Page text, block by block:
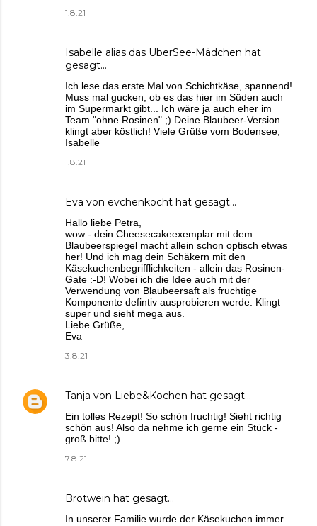
1.8.21
Isabelle alias das ÜberSee-Mädchen hat
gesagt…
Ich lese das erste Mal von Schichtkäse, spannend!
Muss mal gucken, ob es das hier im Süden auch
im Supermarkt gibt... Ich wäre ja auch eher im
Team "ohne Rosinen" ;) Deine Blaubeer-Version
klingt aber köstlich! Viele Grüße vom Bodensee,
Isabelle
1.8.21
Eva von evchenkocht hat gesagt…
Hallo liebe Petra,
wow - dein Cheesecakeexemplar mit dem
Blaubeerspiegel macht allein schon optisch etwas
her! Und ich mag dein Schäkern mit den
Käsekuchenbegrifflichkeiten - allein das Rosinen-
Gate :-D! Wobei ich die Idee auch mit der
Verwendung von Blaubeersaft als fruchtige
Komponente defintiv ausprobieren werde. Klingt
super und sieht mega aus.
Liebe Grüße,
Eva
3.8.21
Tanja von Liebe&Kochen hat gesagt…
Ein tolles Rezept! So schön fruchtig! Sieht richtig
schön aus! Also da nehme ich gerne ein Stück -
groß bitte! ;)
7.8.21
Brotwein hat gesagt…
In unserer Familie wurde der Käsekuchen immer